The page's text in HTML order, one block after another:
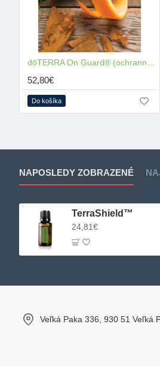
MŇAM dōTERRA On Guard® (ochranná zmes)
52,80€
Do košíka
NAPOSLEDY ZOBRAZENÉ
TerraShield™
24,81€
Veľká Paka 336, 930 51 Veľká